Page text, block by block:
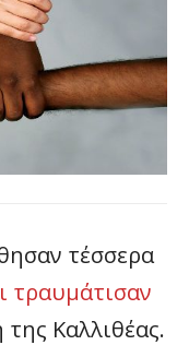
τέσσερα
τραυμάτισαν
Καλλιθέας.